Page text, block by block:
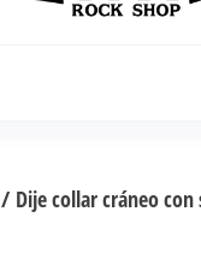
Joyas
Música
/ Dije collar cráneo con